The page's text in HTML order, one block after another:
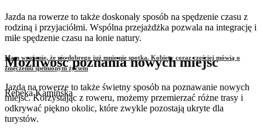
Mam wrażenie, że nic dobrego już mnie nie spotka. Kobiety coraz częściej mówią o
zmęczeniu spełnionym życiem
Rebeka Kamińska
Jazda na rowerze to także doskonały sposób na spędzenie czasu z
rodziną i przyjaciółmi. Wspólna przejażdżka pozwala na integrację i
miłe spędzenie czasu na łonie natury.
Możliwość poznania nowych miejsc
Jazda na rowerze to także świetny sposób na poznawanie nowych
miejsc. Korzystając z roweru, możemy przemierzać różne trasy i
odkrywać piękno okolic, które zwykle pozostają ukryte dla
turystów.